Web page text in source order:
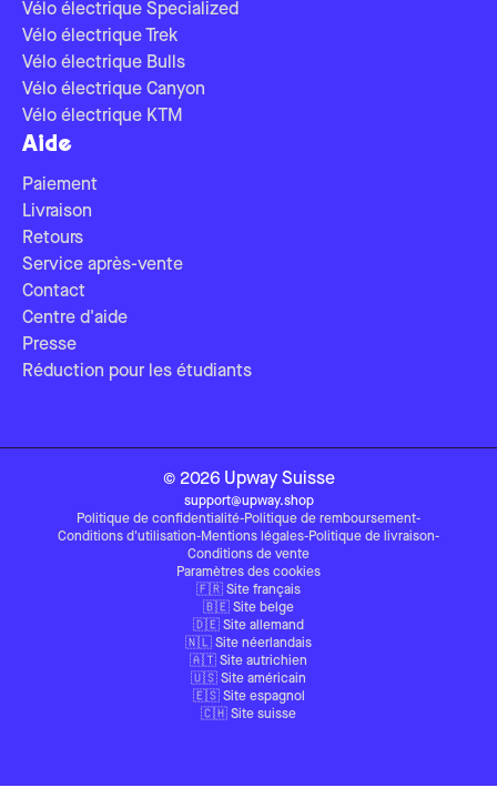
Vélo électrique Specialized
Vélo électrique Trek
Vélo électrique Bulls
Vélo électrique Canyon
Vélo électrique KTM
Aide
Paiement
Livraison
Retours
Service après-vente
Contact
Centre d'aide
Presse
Réduction pour les étudiants
© 2026 Upway Suisse
support@upway.shop
Politique de confidentialité-Politique de remboursement-
Conditions d'utilisation-Mentions légales-Politique de livraison-
Conditions de vente
Paramètres des cookies
🇫🇷 Site français
🇧🇪 Site belge
🇩🇪 Site allemand
🇳🇱 Site néerlandais
🇦🇹 Site autrichien
🇺🇸 Site américain
🇪🇸 Site espagnol
🇨🇭 Site suisse